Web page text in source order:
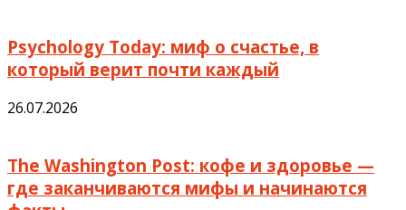
Psychology Today: миф о счастье, в
который верит почти каждый
26.07.2026
The Washington Post: кофе и здоровье —
где заканчиваются мифы и начинаются